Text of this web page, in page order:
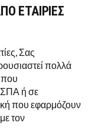
ΕΤΑΙΡΙΕΣ
Σας
πολλά
που
ή σε
που εφαρμόζουν
τον